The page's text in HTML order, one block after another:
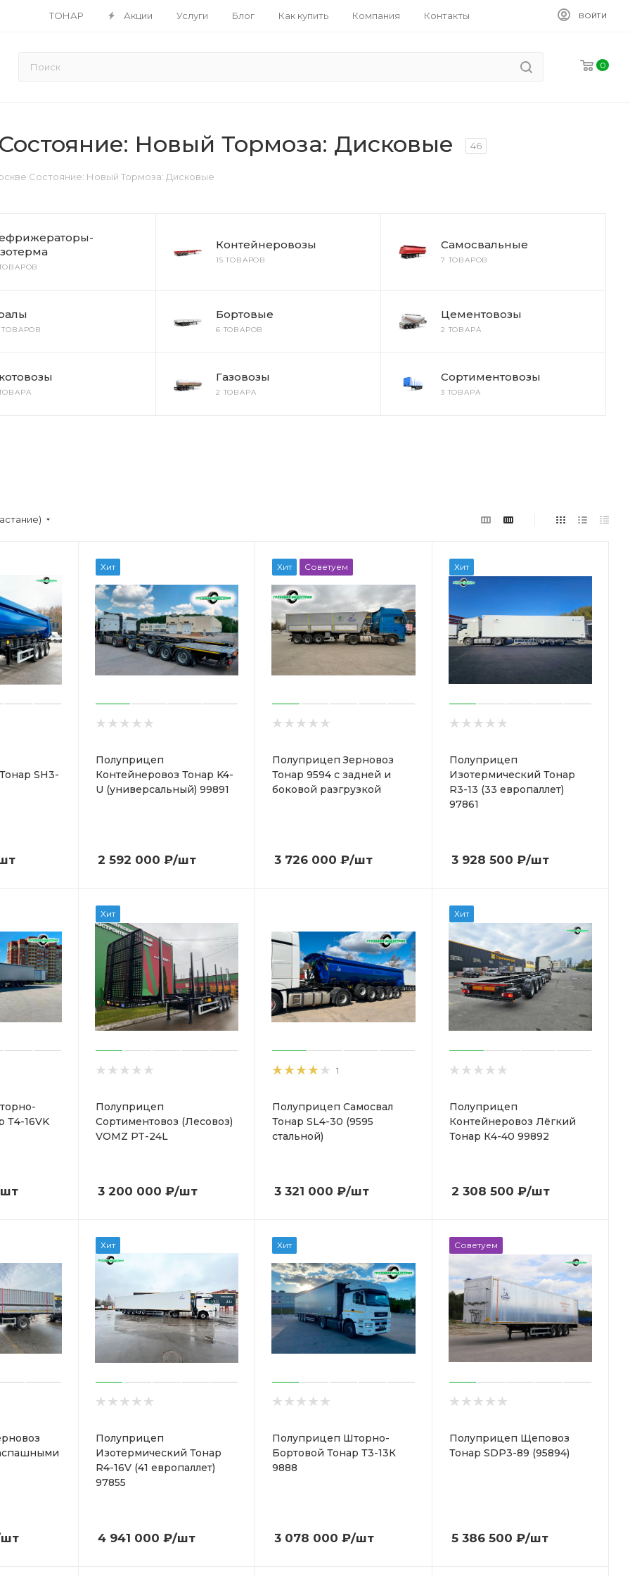
ТОНАР Акции Услуги Блог Как купить Компания Контакты ВОЙТИ
0
Новый Тормоза: Дисковые 46
Состояние: Новый Тормоза: Дисковые
Контейнеровозы
15 ТОВАРОВ
Самосвальные
7 ТОВАРОВ
ТОВАРОВ
Бортовые
6 ТОВАРОВ
Цементовозы
2 ТОВАРА
Газовозы
2 ТОВАРА
Сортиментовозы
3 ТОВАРА
SH3-
Хит
Полуприцеп
Контейнеровоз Тонар K4-
U (универсальный) 99891
2 592 000 ₽/шт
Хит Советуем
Полуприцеп Зерновоз
Тонар 9594 с задней и
боковой разгрузкой
3 726 000 ₽/шт
Хит
Полуприцеп
Изотермический Тонар
R3-13 (33 европаллет)
97861
3 928 500 ₽/шт
Т4-16VK
Хит
Полуприцеп
Сортиментовоз (Лесовоз)
VOMZ PT-24L
3 200 000 ₽/шт
1
Полуприцеп Самосвал
Тонар SL4-30 (9595
стальной)
3 321 000 ₽/шт
Хит
Полуприцеп
Контейнеровоз Лёгкий
Тонар К4-40 99892
2 308 500 ₽/шт
Хит
Полуприцеп
Изотермический Тонар
R4-16V (41 европаллет)
97855
4 941 000 ₽/шт
Хит
Полуприцеп Шторно-
Бортовой Тонар Т3-13К
9888
3 078 000 ₽/шт
Советуем
Полуприцеп Щеповоз
Тонар SDP3-89 (95894)
5 386 500 ₽/шт